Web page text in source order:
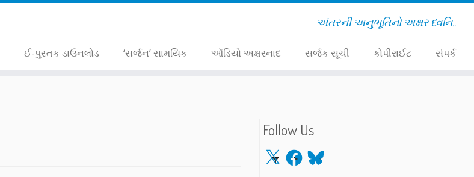
અંતરની અનુભૂતિનો અક્ષર ધ્વનિ..
ઈ-પુસ્તક ડાઉનલોડ ‘સર્જન’ સામયિક ઑડિયો અક્ષરનાદ સર્જક સૂચી કોપીરાઈટ સંપર્ક
Follow Us
X Facebook
Bluesky